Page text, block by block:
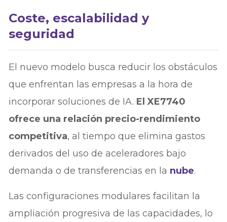
Coste, escalabilidad y
seguridad
El nuevo modelo busca reducir los obstáculos
que enfrentan las empresas a la hora de
incorporar soluciones de IA. El XE7740
ofrece una relación precio-rendimiento
competitiva, al tiempo que elimina gastos
derivados del uso de aceleradores bajo
demanda o de transferencias en la nube.
Las configuraciones modulares facilitan la
ampliación progresiva de las capacidades, lo